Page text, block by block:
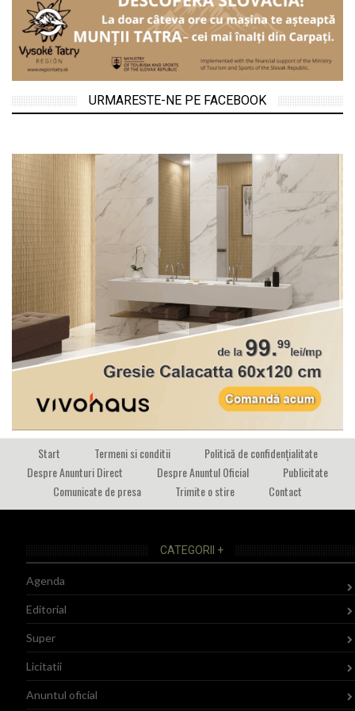
URMARESTE-NE PE FACEBOOK
Start Termeni si conditii
Politică de confidențialitate
Despre Anunturi Direct
Despre Anuntul Oficial
Publicitate
Comunicate de presa
Trimite o stire Contact
CATEGORII +
Agenda
Editorial
Super
Licitatii
Anuntul oficial